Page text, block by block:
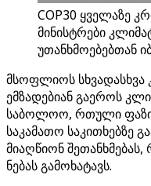
COP30 ყველაზე
მინისტრები
უთანხმოებებთან
მსოფლიოს სხვადასხვა
ემზადებიან გაეროს
საბოლოო, რთული
საკამათო საკითხებზე
მიაღწიონ
ნებას გამოხატავს.